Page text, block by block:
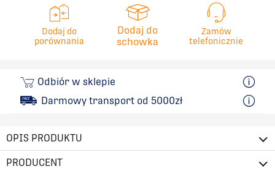
Dodaj do
porównania
Dodaj do
schowka
Zamów
telefonicznie
Odbiór w sklepie
Darmowy transport od 5000zł
OPIS PRODUKTU
PRODUCENT